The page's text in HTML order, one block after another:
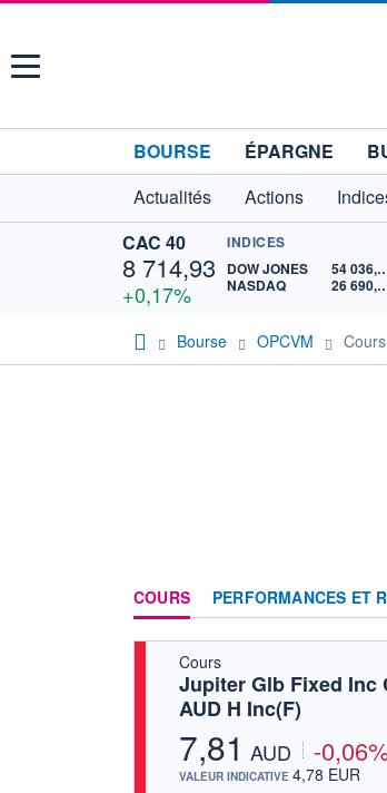
Menu
BOURSE ÉPARGNE
Actualités
Actions
CAC 40
8 714,93
+0,17%
INDICES
DOW JONES
54
NASDAQ
26
Bourse OPCVM
COURS PERFORMANCES ET
Cours
Jupiter Glb Fixed Inc
AUD H Inc(F)
7,81 AUD -
VALEUR INDICATIVE 4,78 EUR